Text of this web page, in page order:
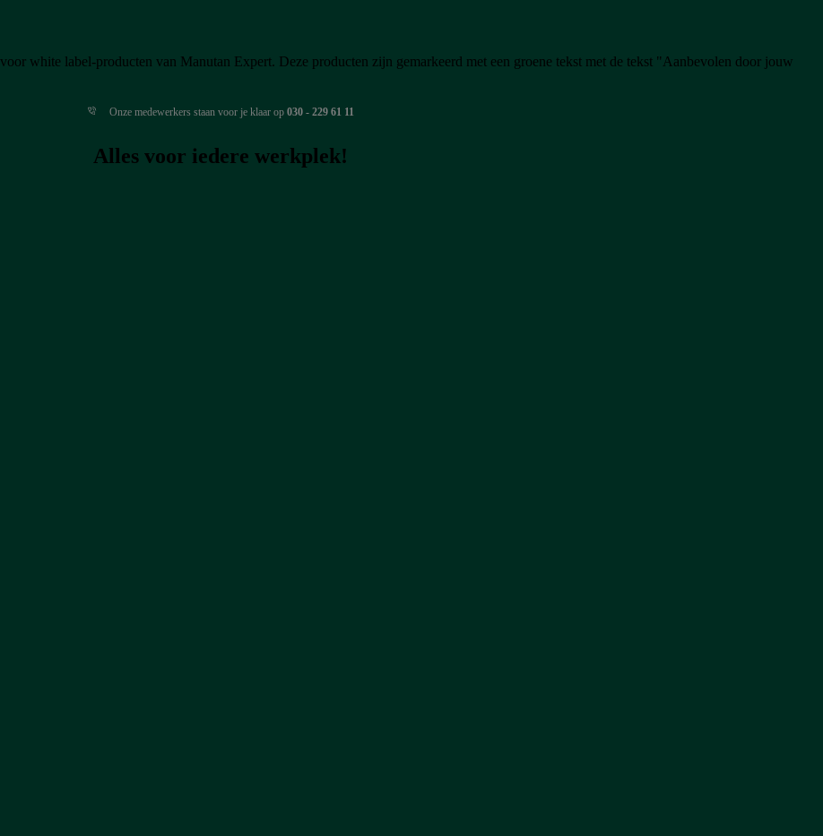
white label-producten van Manutan Expert. Deze producten zijn gemarkeerd met een groene tekst met de tekst "Aanbevolen door jouw
Onze medewerkers staan voor je klaar op 030 - 229 61 11
Alles voor iedere werkplek!